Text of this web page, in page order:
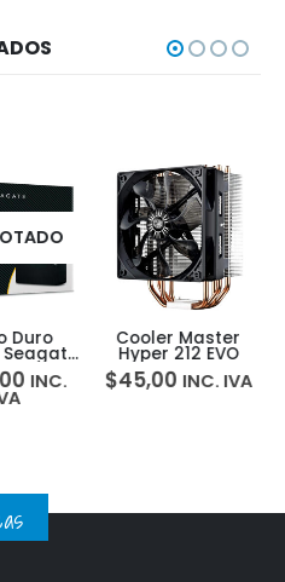
Master
212 EVO
INC. IVA
AGOTADO
Disco Duro
Externo 2tb
Western Digital
My Passport Wd
$122,00 INC.